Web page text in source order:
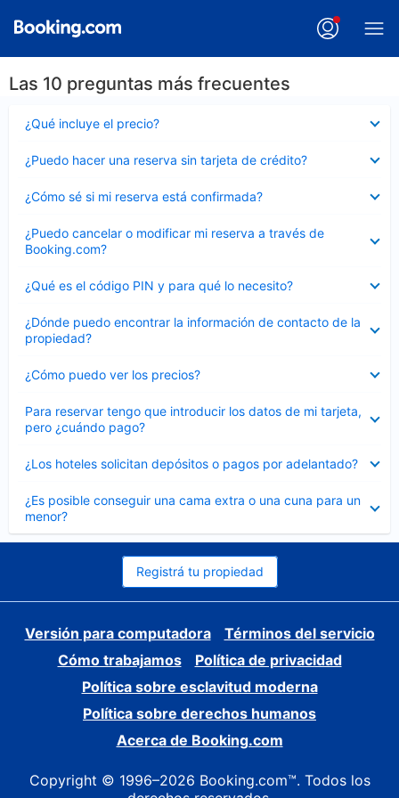
Las 10 preguntas más frecuentes
¿Qué incluye el precio?
cerrado
¿Puedo hacer una reserva sin tarjeta de crédito?
cerrado
¿Cómo sé si mi reserva está confirmada?
cerrado
¿Puedo cancelar o modificar mi reserva a través de
Booking.com?
cerrado
¿Qué es el código PIN y para qué lo necesito?
cerrado
¿Dónde puedo encontrar la información de contacto de la
propiedad?
cerrado
¿Cómo puedo ver los precios?
cerrado
Para reservar tengo que introducir los datos de mi tarjeta,
pero ¿cuándo pago?
cerrado
¿Los hoteles solicitan depósitos o pagos por adelantado?
cerrado
¿Es posible conseguir una cama extra o una cuna para un
menor?
cerrado
Registrá tu propiedad
Versión para computadora
Términos del servicio
Cómo trabajamos
Política de privacidad
Política sobre esclavitud moderna
Política sobre derechos humanos
Acerca de Booking.com
Copyright © 1996–2026 Booking.com™. Todos los